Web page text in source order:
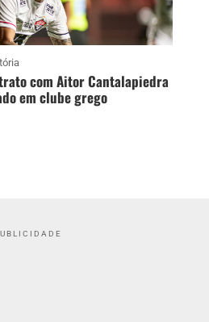
com Aitor Cantalapiedra
em clube grego